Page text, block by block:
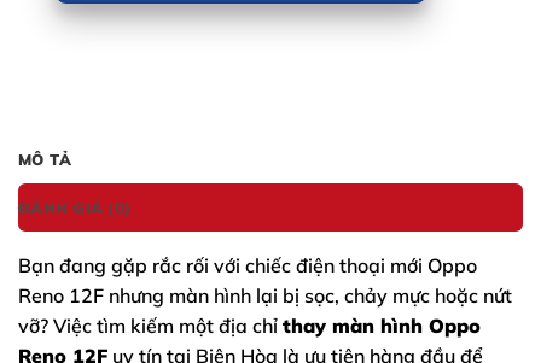
MÔ TẢ
ĐÁNH GIÁ (0)
Bạn đang gặp rắc rối với chiếc điện thoại mới Oppo
Reno 12F nhưng màn hình lại bị sọc, chảy mực hoặc nứt
vỡ? Việc tìm kiếm một địa chỉ thay màn hình Oppo
Reno 12F uy tín tại Biên Hòa là ưu tiên hàng đầu để